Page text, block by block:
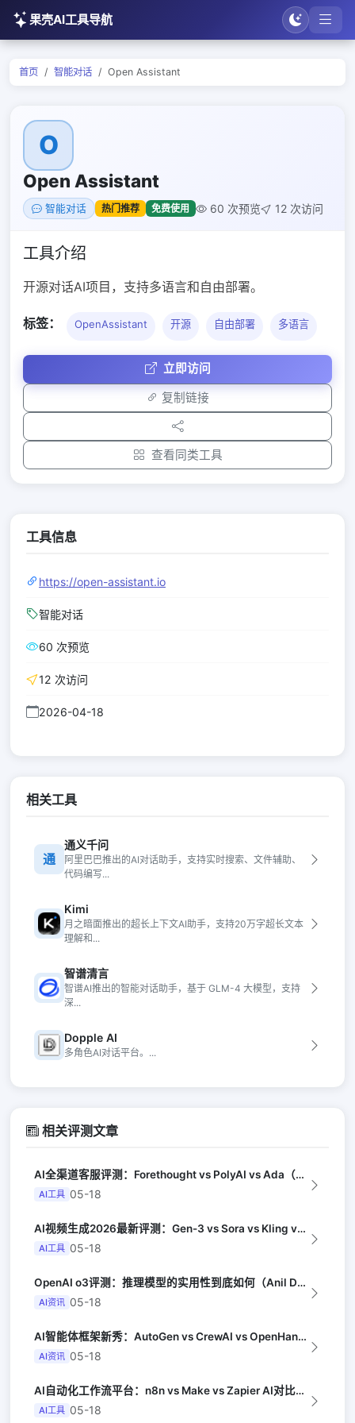
果壳AI工具导航
首页 智能对话 Open Assistant
O
Open Assistant
智能对话 热门推荐 免费使用 60 次预览 12 次访问
工具介绍
开源对话AI项目，支持多语言和自由部署。
标签： OpenAssistant 开源 自由部署 多语言
立即访问
复制链接
查看同类工具
工具信息
https://open-assistant.io
智能对话
60 次预览
12 次访问
2026-04-18
相关工具
通
通义千问
阿里巴巴推出的AI对话助手，支持实时搜索、文件辅助、
代码编写...
Kimi
月之暗面推出的超长上下文AI助手，支持20万字超长文本
理解和...
智谱清言
智谱AI推出的智能对话助手，基于 GLM-4 大模型，支持
深...
Dopple AI
多角色AI对话平台。...
相关评测文章
AI全渠道客服评测：Forethought vs PolyAI vs Ada（G...
AI工具 05-18
AI视频生成2026最新评测：Gen-3 vs Sora vs Kling vs...
AI工具 05-18
OpenAI o3评测：推理模型的实用性到底如何（Anil Dash）
AI资讯 05-18
AI智能体框架新秀：AutoGen vs CrewAI vs OpenHands...
AI资讯 05-18
AI自动化工作流平台：n8n vs Make vs Zapier AI对比（Au...
AI工具 05-18